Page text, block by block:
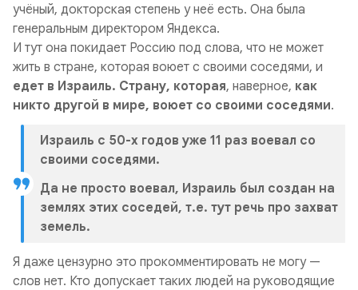
учёный, докторская степень у неё есть. Она была
генеральным директором Яндекса.
И тут она покидает Россию под слова, что не может
жить в стране, которая воюет с своими соседями, и
едет в Израиль. Страну, которая, наверное, как
никто другой в мире, воюет со своими соседями.
Израиль с 50-х годов уже 11 раз воевал со
своими соседями.
Да не просто воевал, Израиль был создан на
землях этих соседей, т.е. тут речь про захват
земель.
Я даже цензурно это прокомментировать не могу —
слов нет. Кто допускает таких людей на руководящие